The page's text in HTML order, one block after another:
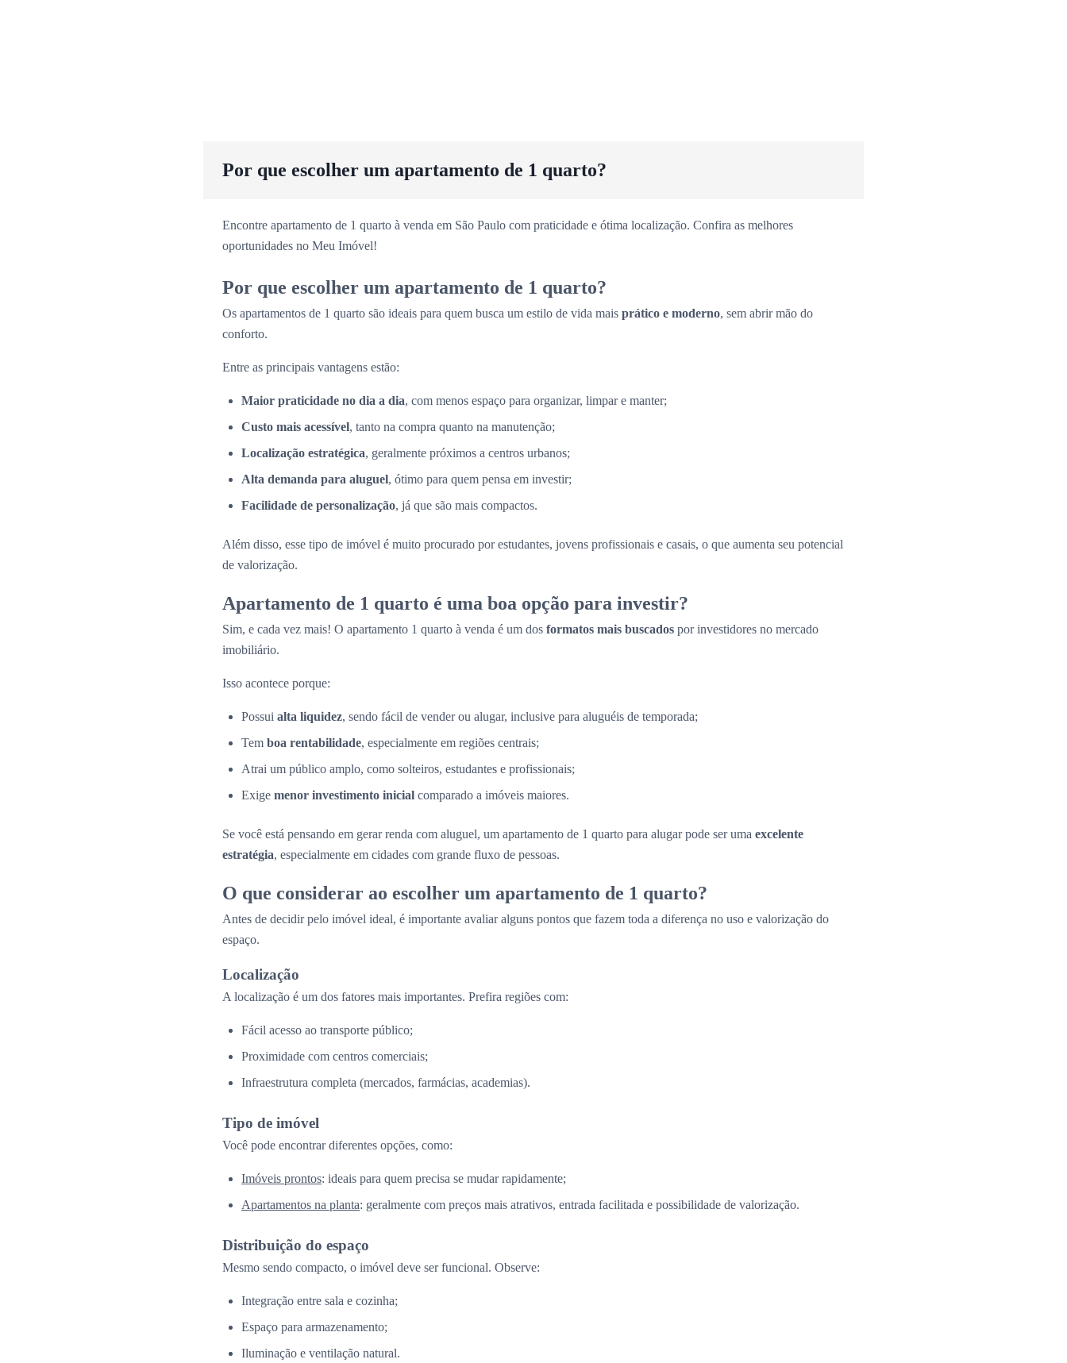
Por que escolher um apartamento de 1 quarto?
Encontre apartamento de 1 quarto à venda em São Paulo com praticidade e ótima localização. Confira as melhores
oportunidades no Meu Imóvel!
Por que escolher um apartamento de 1 quarto?
Os apartamentos de 1 quarto são ideais para quem busca um estilo de vida mais prático e moderno, sem abrir mão do
conforto.
Entre as principais vantagens estão:
Maior praticidade no dia a dia, com menos espaço para organizar, limpar e manter;
Custo mais acessível, tanto na compra quanto na manutenção;
Localização estratégica, geralmente próximos a centros urbanos;
Alta demanda para aluguel, ótimo para quem pensa em investir;
Facilidade de personalização, já que são mais compactos.
Além disso, esse tipo de imóvel é muito procurado por estudantes, jovens profissionais e casais, o que aumenta seu potencial
de valorização.
Apartamento de 1 quarto é uma boa opção para investir?
Sim, e cada vez mais! O apartamento 1 quarto à venda é um dos formatos mais buscados por investidores no mercado
imobiliário.
Isso acontece porque:
Possui alta liquidez, sendo fácil de vender ou alugar, inclusive para aluguéis de temporada;
Tem boa rentabilidade, especialmente em regiões centrais;
Atrai um público amplo, como solteiros, estudantes e profissionais;
Exige menor investimento inicial comparado a imóveis maiores.
Se você está pensando em gerar renda com aluguel, um apartamento de 1 quarto para alugar pode ser uma excelente
estratégia, especialmente em cidades com grande fluxo de pessoas.
O que considerar ao escolher um apartamento de 1 quarto?
Antes de decidir pelo imóvel ideal, é importante avaliar alguns pontos que fazem toda a diferença no uso e valorização do
espaço.
Localização
A localização é um dos fatores mais importantes. Prefira regiões com:
Fácil acesso ao transporte público;
Proximidade com centros comerciais;
Infraestrutura completa (mercados, farmácias, academias).
Tipo de imóvel
Você pode encontrar diferentes opções, como:
Imóveis prontos: ideais para quem precisa se mudar rapidamente;
Apartamentos na planta: geralmente com preços mais atrativos, entrada facilitada e possibilidade de valorização.
Distribuição do espaço
Mesmo sendo compacto, o imóvel deve ser funcional. Observe:
Integração entre sala e cozinha;
Espaço para armazenamento;
Iluminação e ventilação natural.